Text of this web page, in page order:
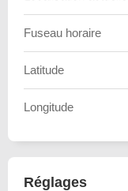
Fuseau horaire
Latitude
Longitude
Réglages